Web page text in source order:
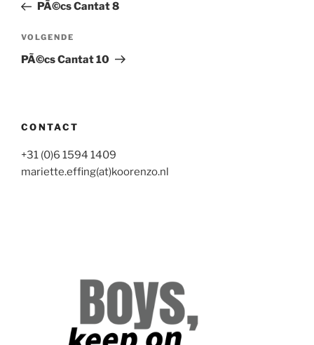
PÃ©cs Cantat 8
Volgend
bericht
VOLGENDE
PÃ©cs Cantat 10
CONTACT
+31 (0)6 1594 1409
mariette.effing(at)koorenzo.nl